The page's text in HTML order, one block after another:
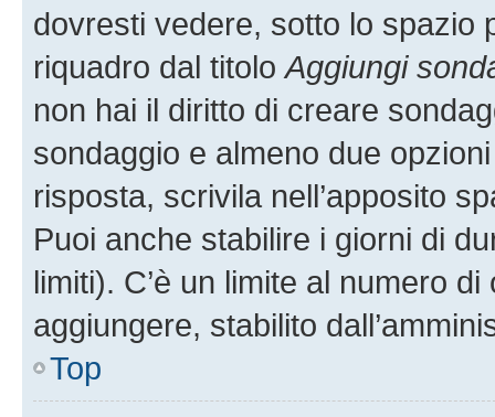
dovresti vedere, sotto lo spazio
riquadro dal titoloAggiungi
non hai il diritto di creare
sondaggio e almeno due
risposta, scrivila nell’apposito
Puoi anche stabilire i giorni di
limiti). C’è un limite al numero
aggiungere, stabilito
Top